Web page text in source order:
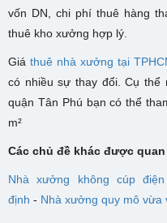
vốn DN, chi phí thuê hàng
thuê kho xưởng hợp lý.
Giáthuê nhà xưởng tại
có nhiều sự thay đổi. Cụ
quận Tân Phú bạn có thể
m²
Các chủ đề khác được quan
Nhà xưởng không cúp điện
định - Nhà xưởng quy mô vừa